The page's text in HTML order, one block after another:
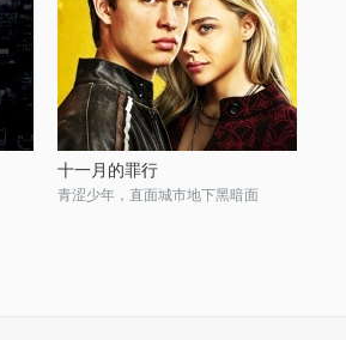
十一月的罪行
青涩少年，直面城市地下黑暗面